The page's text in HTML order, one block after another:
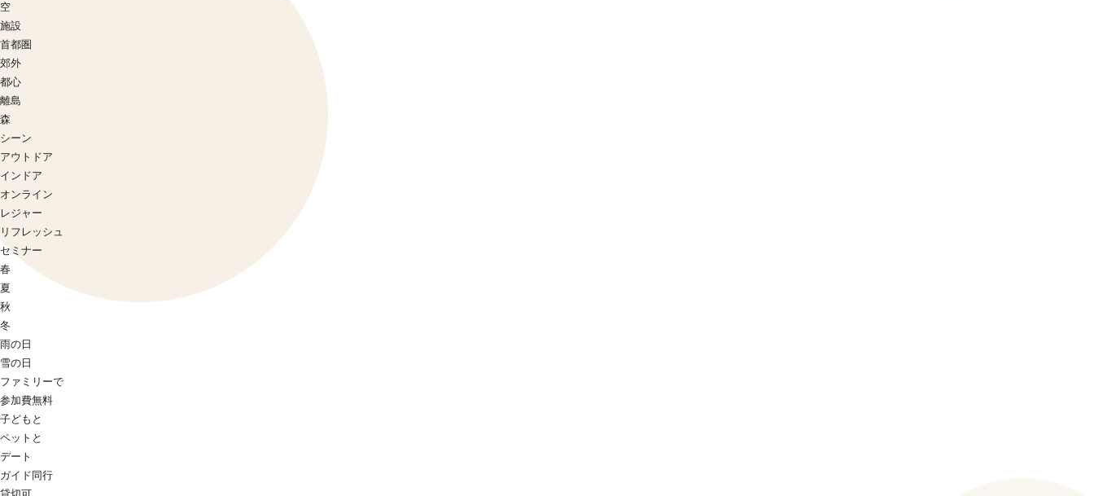
空
施設
首都圏
郊外
都心
離島
森
シーン
アウトドア
インドア
オンライン
レジャー
リフレッシュ
セミナー
春
夏
秋
冬
雨の日
雪の日
ファミリーで
参加費無料
子どもと
ペットと
デート
ガイド同行